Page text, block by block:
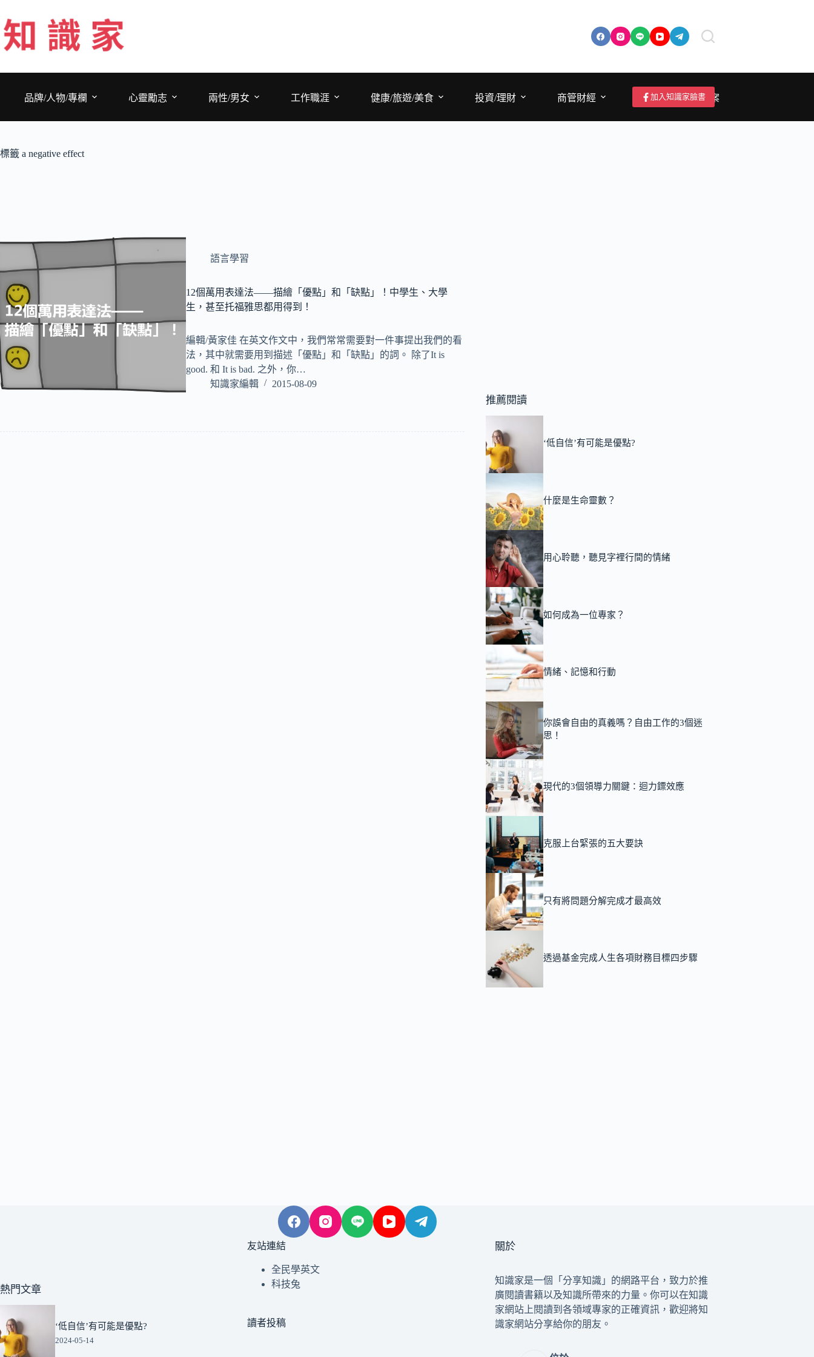
至
主
要
品牌/人物/專欄
心靈勵志 兩性/男女 工作職涯 健康/旅遊/美食 投資/理財 商管財經 成為作者/投稿/提案
加入知識家臉書
標籤 a negative effect
語言學習
12個萬用表達法——描繪「優點」和「缺點」！中學生、大學
生，甚至托福雅思都用得到！
編輯/黃家佳 在英文作文中，我們常常需要對一件事提出我們的看
法，其中就需要用到描述「優點」和「缺點」的詞。 除了It is
good. 和 It is bad. 之外，你…
知識家編輯
2015-08-09
推薦閱讀
‘低自信’有可能是優點?
什麼是生命靈數？
用心聆聽，聽見字裡行間的情緒
如何成為一位專家？
情緒、記憶和行動
你誤會自由的真義嗎？自由工作的3個迷
思！
現代的3個領導力關鍵：迴力鏢效應
克服上台緊張的五大要訣
只有將問題分解完成才最高效
透過基金完成人生各項財務目標四步驟
熱門文章
‘低自信’有可能是優點?
2024-05-14
友站連結
全民學英文
科技兔
讀者投稿
關於
知識家是一個「分享知識」的網路平台，致力於推
廣閱讀書籍以及知識所帶來的力量。你可以在知識
家網站上閱讀到各領域專家的正確資訊，歡迎將知
識家網站分享給你的朋友。